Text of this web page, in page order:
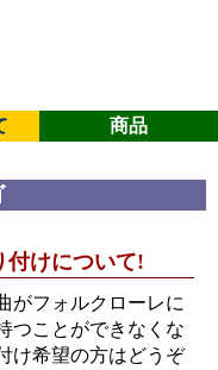
商品
けについて!
がフォルクローレに
つことができなくな
け希望の方はどうぞ